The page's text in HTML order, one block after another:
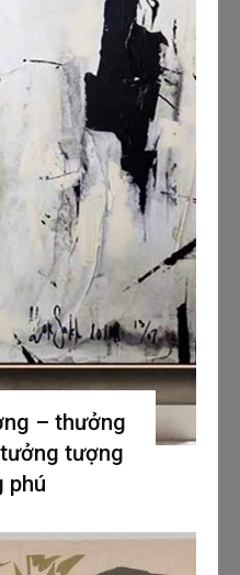
– thưởng
tượng
phú